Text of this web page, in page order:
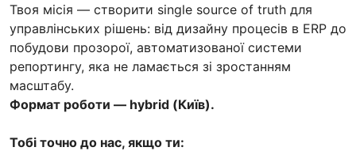
Твоя місія — створити single source of truth для
управлінських рішень: від дизайну процесів в ERP до
побудови прозорої, автоматизованої системи
репортингу, яка не ламається зі зростанням
масштабу.
Формат роботи — hybrid (Київ).
Тобі точно до нас, якщо ти: